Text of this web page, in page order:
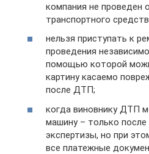
компания не проведен
транспортного
нельзя приступать к
проведения
помощью которой
картину касаемо
после ДТП;
когда виновнику ДТП
машину – только
экспертизы, но при
все платежные